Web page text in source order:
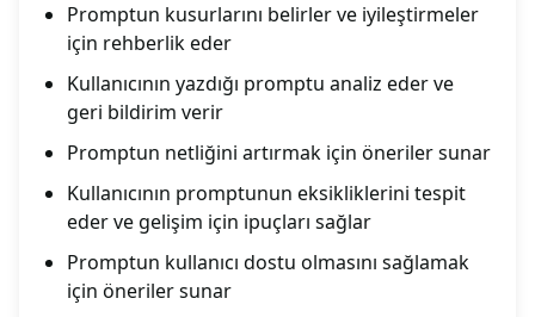
Promptun kusurlarını belirler ve iyileştirmeler
için rehberlik eder
Kullanıcının yazdığı promptu analiz eder ve
geri bildirim verir
Promptun netliğini artırmak için öneriler sunar
Kullanıcının promptunun eksikliklerini tespit
eder ve gelişim için ipuçları sağlar
Promptun kullanıcı dostu olmasını sağlamak
için öneriler sunar